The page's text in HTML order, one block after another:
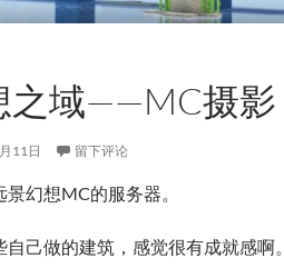
之域——MC摄影
11日 留下评论
幻想MC的服务器。
己做的建筑，感觉很有成就感啊。